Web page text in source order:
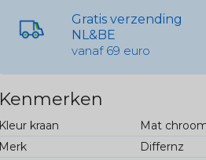
Gratis verzending
NL&BE
vanaf 69 euro
Kenmerken
Kleur kraan
Mat
Merk
Differnz